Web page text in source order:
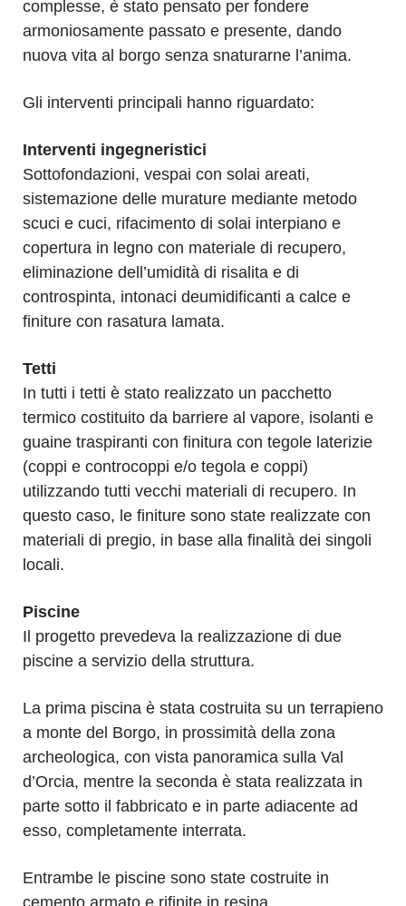
complesse, è stato pensato per fondere
armoniosamente passato e presente, dando
nuova vita al borgo senza snaturarne l’anima.
Gli interventi principali hanno riguardato:
Interventi ingegneristici
Sottofondazioni, vespai con solai areati,
sistemazione delle murature mediante metodo
scuci e cuci, rifacimento di solai interpiano e
copertura in legno con materiale di recupero,
eliminazione dell’umidità di risalita e di
controspinta, intonaci deumidificanti a calce e
finiture con rasatura lamata.
Tetti
In tutti i tetti è stato realizzato un pacchetto
termico costituito da barriere al vapore, isolanti e
guaine traspiranti con finitura con tegole laterizie
(coppi e controcoppi e/o tegola e coppi)
utilizzando tutti vecchi materiali di recupero. In
questo caso, le finiture sono state realizzate con
materiali di pregio, in base alla finalità dei singoli
locali.
Piscine
Il progetto prevedeva la realizzazione di due
piscine a servizio della struttura.
La prima piscina è stata costruita su un terrapieno
a monte del Borgo, in prossimità della zona
archeologica, con vista panoramica sulla Val
d’Orcia, mentre la seconda è stata realizzata in
parte sotto il fabbricato e in parte adiacente ad
esso, completamente interrata.
Entrambe le piscine sono state costruite in
cemento armato e rifinite in resina.